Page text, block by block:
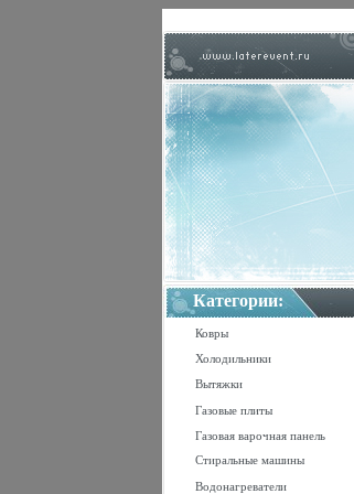
Категории:
Ковры
Холодильники
Вытяжки
Газовые плиты
Газовая варочная панель
Стиральные машины
Водонагреватели